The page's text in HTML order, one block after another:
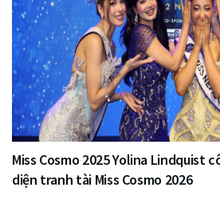
Miss Cosmo 2025 Yolina Lindquist
diện tranh tài Miss Cosmo 2026